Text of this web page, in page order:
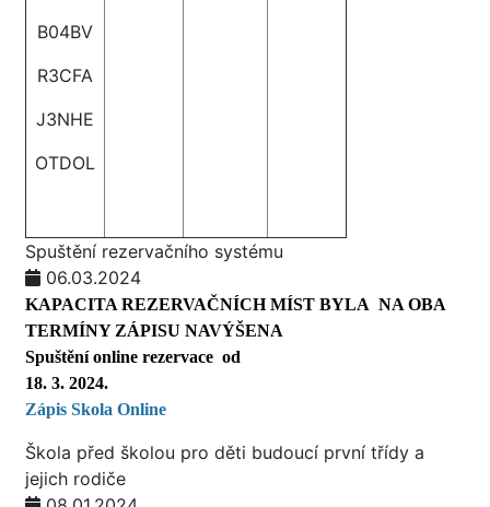
B04BV
R3CFA
J3NHE
OTDOL
Spuštění rezervačního systému
06.03.2024
KAPACITA REZERVAČNÍCH MÍST BYLA NA OBA
TERMÍNY ZÁPISU NAVÝŠENA
Spuštění online rezervace od
18. 3. 2024.
Zápis Skola Online
Škola před školou pro děti budoucí první třídy a
jejich rodiče